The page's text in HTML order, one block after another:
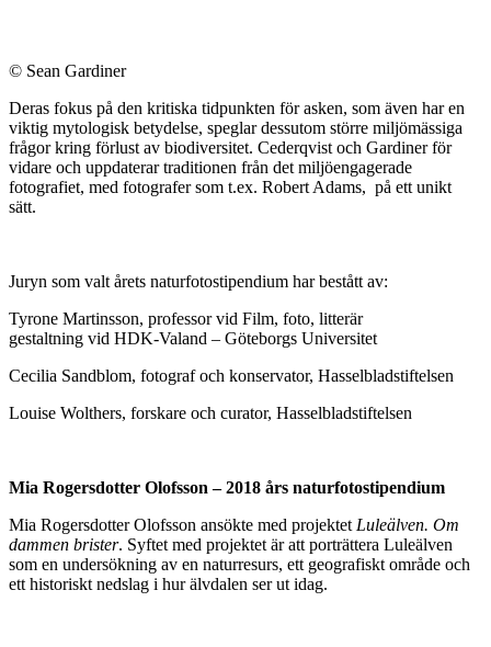
© Sean Gardiner
Deras fokus på den kritiska tidpunkten för asken, som även har en
viktig mytologisk betydelse, speglar dessutom större miljömässiga
frågor kring förlust av biodiversitet. Cederqvist och Gardiner för
vidare och uppdaterar traditionen från det miljöengagerade
fotografiet, med fotografer som t.ex. Robert Adams, på ett unikt
sätt.
Juryn som valt årets naturfotostipendium har bestått av:
Tyrone Martinsson, professor vid Film, foto, litterär
gestaltning vid HDK-Valand – Göteborgs Universitet
Cecilia Sandblom, fotograf och konservator, Hasselbladstiftelsen
Louise Wolthers, forskare och curator, Hasselbladstiftelsen
Mia Rogersdotter Olofsson – 2018 års naturfotostipendium
Mia Rogersdotter Olofsson ansökte med projektet Luleälven. Om
dammen brister. Syftet med projektet är att porträttera Luleälven
som en undersökning av en naturresurs, ett geografiskt område och
ett historiskt nedslag i hur älvdalen ser ut idag.